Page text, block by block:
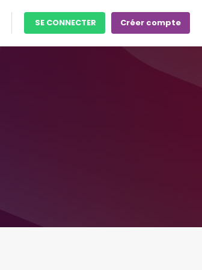
SE CONNECTER Créer compte